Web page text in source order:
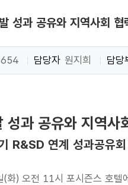
성과 공유와 지역사회 협
담당자 원지희 담당
과 공유와 지역사
R&SD 연계 성과공유
) 오전 11시 포시즌스 호텔